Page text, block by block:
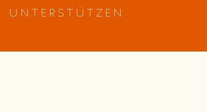
UNTERSTÜTZEN